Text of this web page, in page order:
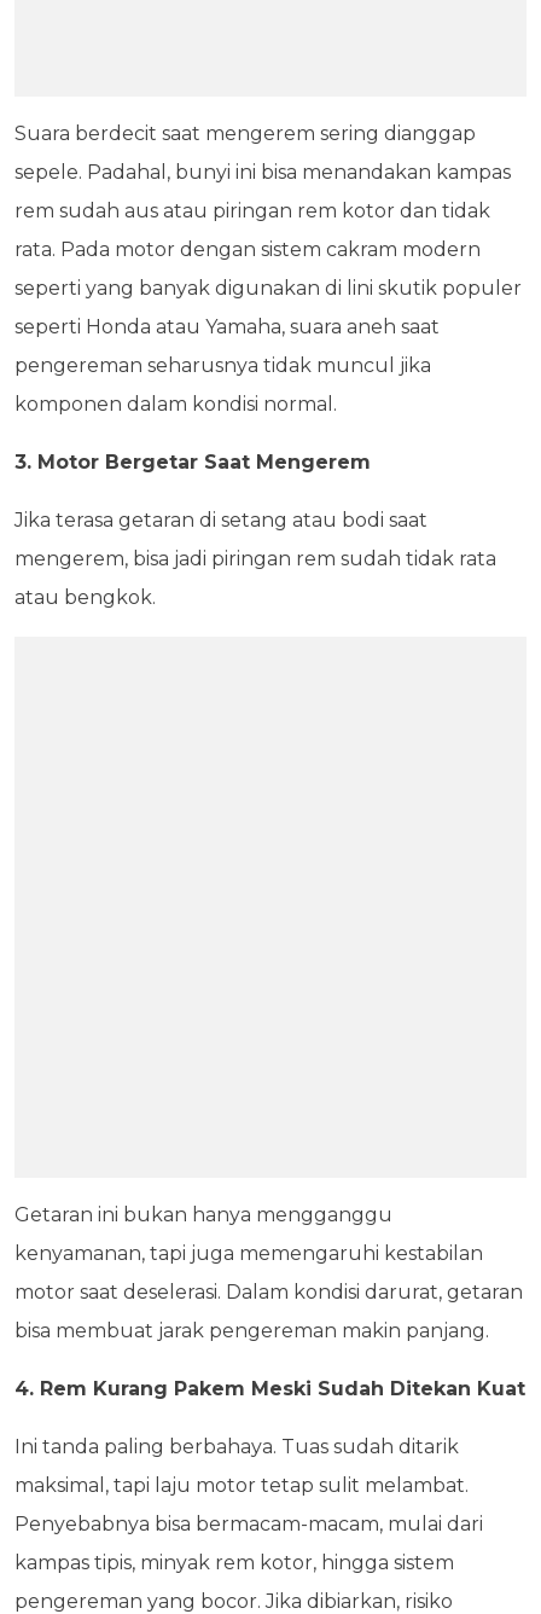
Suara berdecit saat mengerem sering dianggap
sepele. Padahal, bunyi ini bisa menandakan kampas
rem sudah aus atau piringan rem kotor dan tidak
rata. Pada motor dengan sistem cakram modern
seperti yang banyak digunakan di lini skutik populer
seperti Honda atau Yamaha, suara aneh saat
pengereman seharusnya tidak muncul jika
komponen dalam kondisi normal.
3. Motor Bergetar Saat Mengerem
Jika terasa getaran di setang atau bodi saat
mengerem, bisa jadi piringan rem sudah tidak rata
atau bengkok.
Getaran ini bukan hanya mengganggu
kenyamanan, tapi juga memengaruhi kestabilan
motor saat deselerasi. Dalam kondisi darurat, getaran
bisa membuat jarak pengereman makin panjang.
4. Rem Kurang Pakem Meski Sudah Ditekan Kuat
Ini tanda paling berbahaya. Tuas sudah ditarik
maksimal, tapi laju motor tetap sulit melambat.
Penyebabnya bisa bermacam-macam, mulai dari
kampas tipis, minyak rem kotor, hingga sistem
pengereman yang bocor. Jika dibiarkan, risiko